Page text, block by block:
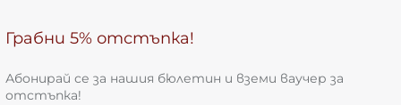
Грабни 5% отстъпка!
Абонирай се за нашия бюлетин и вземи ваучер за
отстъпка!